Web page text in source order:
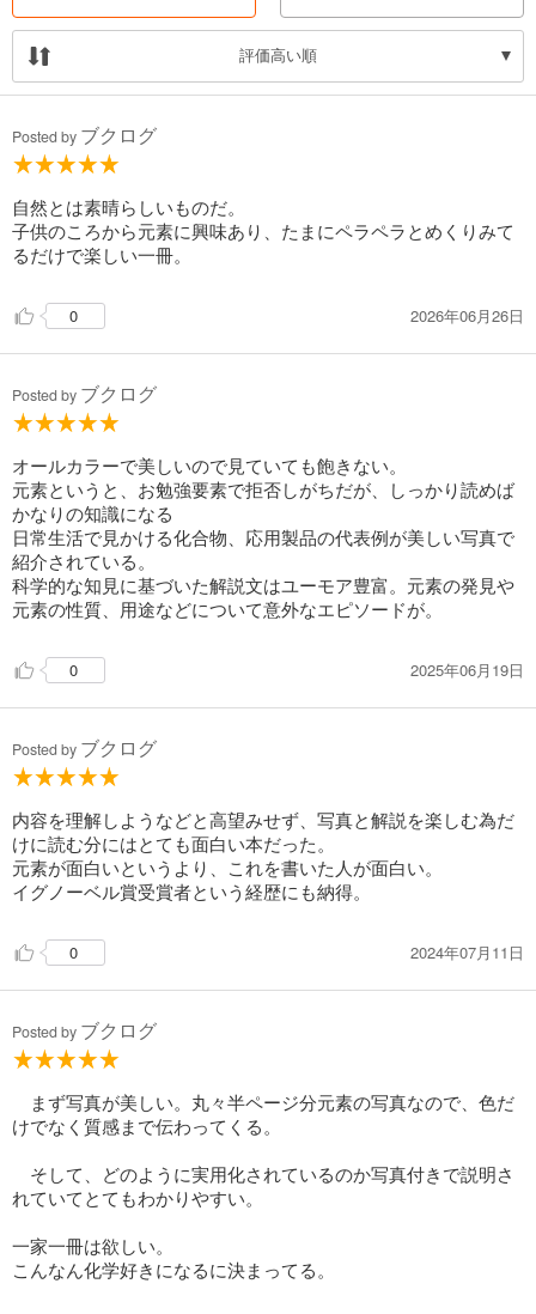
評価高い順
Posted by ブクログ
自然とは素晴らしいものだ。
子供のころから元素に興味あり、たまにペラペラとめくりみて
るだけで楽しい一冊。
0 2026年06月26日
Posted by ブクログ
オールカラーで美しいので見ていても飽きない。
元素というと、お勉強要素で拒否しがちだが、しっかり読めば
かなりの知識になる
日常生活で見かける化合物、応用製品の代表例が美しい写真で
紹介されている。
科学的な知見に基づいた解説文はユーモア豊富。元素の発見や
元素の性質、用途などについて意外なエピソードが。
0 2025年06月19日
Posted by ブクログ
内容を理解しようなどと高望みせず、写真と解説を楽しむ為だ
けに読む分にはとても面白い本だった。
元素が面白いというより、これを書いた人が面白い。
イグノーベル賞受賞者という経歴にも納得。
0 2024年07月11日
Posted by ブクログ
まず写真が美しい。丸々半ページ分元素の写真なので、色だ
けでなく質感まで伝わってくる。
そして、どのように実用化されているのか写真付きで説明さ
れていてとてもわかりやすい。
一家一冊は欲しい。
こんなん化学好きになるに決まってる。